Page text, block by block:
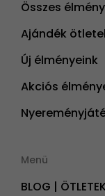
Összes
Ajándék
Új élményeink
Akciós
Menü
BLOG |